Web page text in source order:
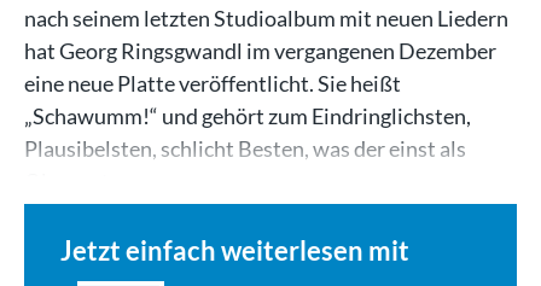
nach seinem letzten Studioalbum mit neuen Liedern
hat Georg Ringsgwandl im vergangenen Dezember
eine neue Platte veröffentlicht. Sie heißt
„Schawumm!“ und gehört zum Eindringlichsten,
Plausibelsten, schlicht Besten, was der einst als
Jetzt einfach weiterlesen mit